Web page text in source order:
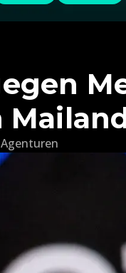
Agenturen